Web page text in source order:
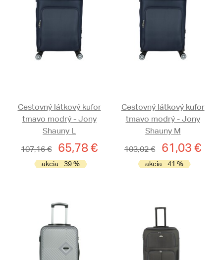
Cestovný látkový kufor
tmavo modrý - Jony
Shauny L
107,16 €
65,78 €
akcia - 39 %
Cestovný látkový kufor
tmavo modrý - Jony
Shauny M
103,02 €
61,03 €
akcia - 41 %